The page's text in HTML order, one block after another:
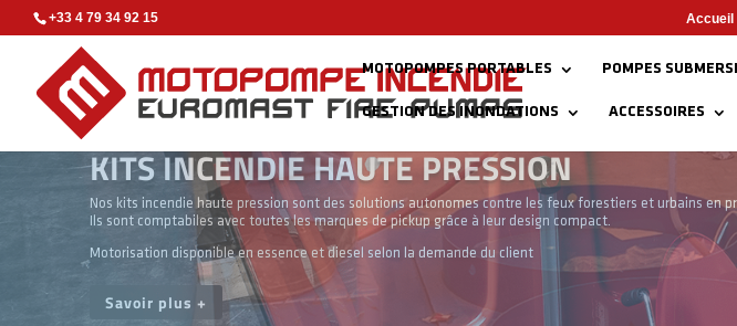
+33 4 79 34 92 15 Accueil
MOTOPOMPES PORTABLES POMPES
GESTION DES INONDATIONS ACCESSOIRES
MOTOPOMPES PORTABLES
Découvrez notre gamme de motopompes incendie portables, flottantes, d’épuisement, avec
Nos pompes incendie sont très robustes et fiables, elles sont destinées aux professionnels de l’incendie
Savoir plus +